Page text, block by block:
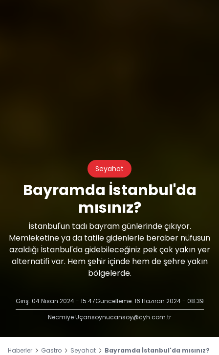
Seyahat
Bayramda İstanbul'da
mısınız?
İstanbul'un tadı bayram günlerinde çıkıyor.
Memleketine ya da tatile gidenlerle beraber nüfusun
azaldığı İstanbul'da gidebileceğiniz pek çok yakın yer
alternatifi var. Hem şehir içinde hem de şehre yakın
bölgelerde.
Giriş: 04 Nisan 2024 - 15:47Güncelleme: 16 Haziran 2024 - 08:39
Necmiye Uçansoynucansoy@cyh.com.tr
Haberler Gastro Seyahat Bayramda İstanbul'da mısınız?